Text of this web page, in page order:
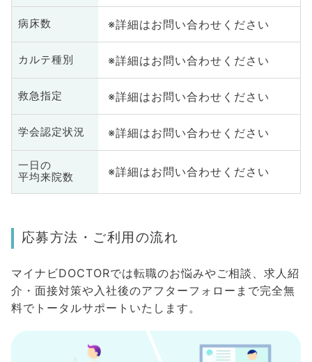
病床数 ※詳細はお問い合わせください
カルテ種別 ※詳細はお問い合わせください
救急指定 ※詳細はお問い合わせください
学会認定状況 ※詳細はお問い合わせください
一日の
平均来院数
※詳細はお問い合わせください
応募方法・ご利用の流れ
マイナビDOCTORでは転職のお悩みやご相談、求人紹
介・面接対策や入社後のアフターフォローまで完全無
料でトータルサポートいたします。